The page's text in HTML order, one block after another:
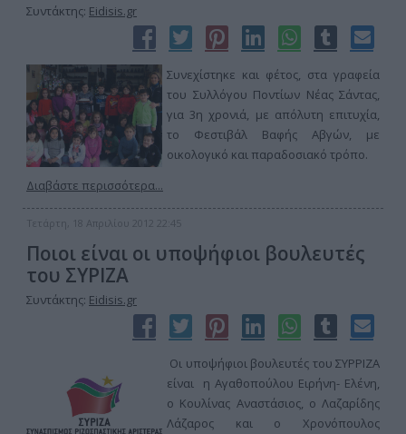
Συντάκτης: Eidisis.gr
Συνεχίστηκε και φέτος, στα γραφεία
του Συλλόγου Ποντίων Νέας Σάντας,
για 3η χρονιά, με απόλυτη επιτυχία,
το Φεστιβάλ Βαφής Αβγών, με
οικολογικό και παραδοσιακό τρόπο.
Διαβάστε περισσότερα...
Τετάρτη, 18 Απριλίου 2012 22:45
Ποιοι είναι οι υποψήφιοι βουλευτές
του ΣΥΡΙΖΑ
Συντάκτης: Eidisis.gr
Οι υποψήφιοι βουλευτές του ΣΥΡΡΙΖΑ
είναι η Αγαθοπούλου Ειρήνη- Ελένη,
ο Κουλίνας Αναστάσιος, ο Λαζαρίδης
Λάζαρος και ο Χρονόπουλος